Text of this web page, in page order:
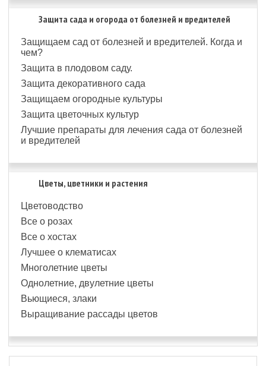
Защита сада и огорода от болезней и вредителей
Защищаем сад от болезней и вредителей. Когда и
чем?
Защита в плодовом саду.
Защита декоративного сада
Защищаем огородные культуры
Защита цветочных культур
Лучшие препараты для лечения сада от болезней
и вредителей
Цветы, цветники и растения
Цветоводство
Все о розах
Все о хостах
Лучшее о клематисах
Многолетние цветы
Однолетние, двулетние цветы
Вьющиеся, злаки
Выращивание рассады цветов